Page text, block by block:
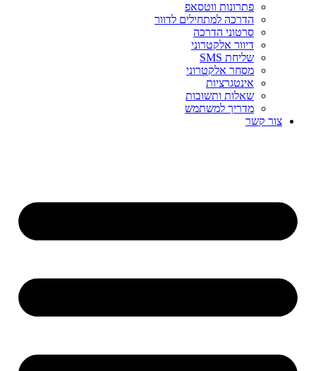
פתרונות ווטסאפ
הדרכה למתחילים לדוור
סרטוני הדרכה
דיוור אלקטרוני
שליחת SMS
מסחר אלקטרוני
אינטגרציות
שאלות ותשובות
מדריך למשתמש
צור קשר